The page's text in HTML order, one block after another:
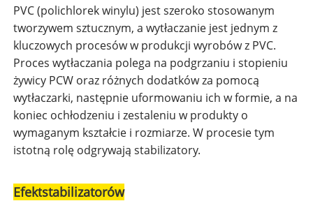
PVC (polichlorek winylu) jest szeroko stosowanym
tworzywem sztucznym, a wytłaczanie jest jednym z
kluczowych procesów w produkcji wyrobów z PVC.
Proces wytłaczania polega na podgrzaniu i stopieniu
żywicy PCW oraz różnych dodatków za pomocą
wytłaczarki, następnie uformowaniu ich w formie, a na
koniec ochłodzeniu i zestaleniu w produkty o
wymaganym kształcie i rozmiarze. W procesie tym
istotną rolę odgrywają stabilizatory.
Efektstabilizatorów